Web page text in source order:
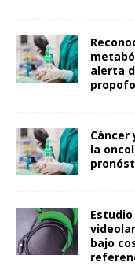
alerta
Cáncer
la
bajo